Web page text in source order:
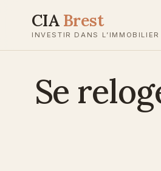
CIA Brest
INVESTIR DANS
Se